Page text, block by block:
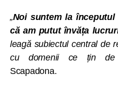
„Noi suntem la
că am putut învăța
leagă subiectul central de
cu domenii ce țin de
Scapadona.